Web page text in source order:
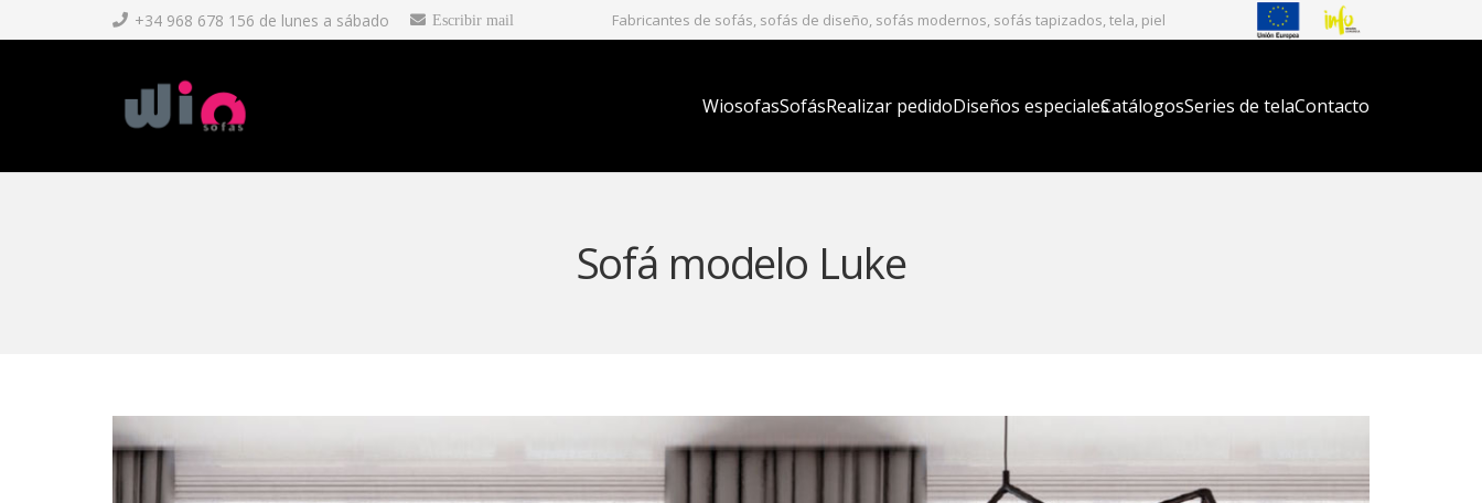
+34 968 678 156 de lunes a sábado Escribir mail Fabricantes de sofás, sofás de diseño, sofás modernos, sofás tapizados, tela, piel
WiosofasSofásRealizar pedidoDiseños especialesCatálogosSeries de telaContacto
Sofá modelo Luke